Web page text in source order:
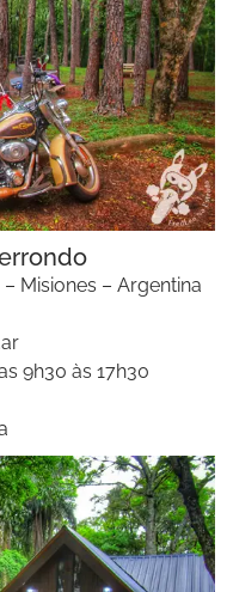
Misiones – Argentina
9h30 às 17h30